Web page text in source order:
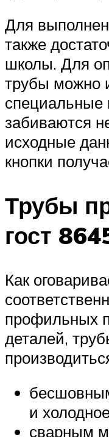
Для
также
школы. Для
трубы можно
специальные
забиваются
исходные
кнопки
Трубы
гост
Как
профильных
деталей,
и
сварным